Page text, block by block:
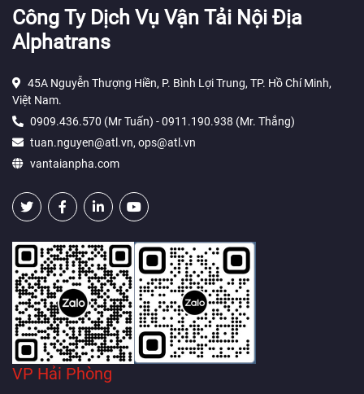
Công Ty Dịch Vụ Vận Tải Nội Địa
Alphatrans
45A Nguyễn Thượng Hiền, P. Bình Lợi Trung, TP. Hồ Chí Minh,
Việt Nam.
0909.436.570 (Mr Tuấn) - 0911.190.938 (Mr. Thắng)
tuan.nguyen@atl.vn, ops@atl.vn
vantaianpha.com
VP Hải Phòng